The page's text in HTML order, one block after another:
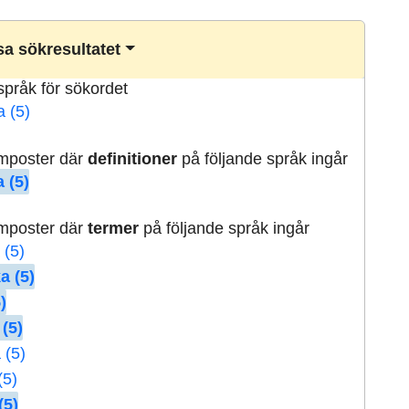
sökresultatet
för sökordet
(5)
därdefinitioner på följande språk ingår
(5)
därtermer på följande språk ingår
(5)
(5)
(5)